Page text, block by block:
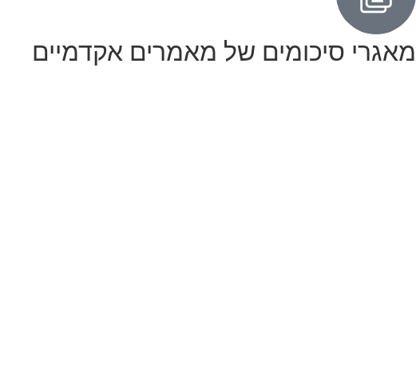
מאגרי סיכומים של מאמרים אקדמיים